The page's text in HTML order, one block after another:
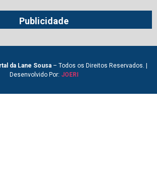
Publicidade
da Lane Sousa– Todos os Direitos Reservados. |
Desenvolvido Por: JOERI